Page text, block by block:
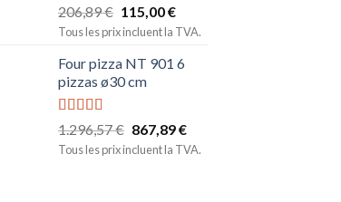
Note5.00
sur 5
206,89€ 115,00€
Tous les prix incluent la TVA.
Four pizza NT 901 6
pizzas ø30 cm
Note5.00
1.296,57€ 867,89€
Tous les prix incluent la TVA.